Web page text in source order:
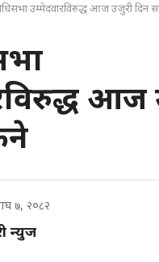
उम्मेदवारविरुद्ध आज उजुरी दिन
आज
७, २०८२
न्युज